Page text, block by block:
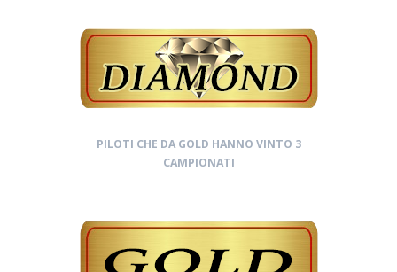
PILOTI CHE DA GOLD HANNO VINTO 3
CAMPIONATI